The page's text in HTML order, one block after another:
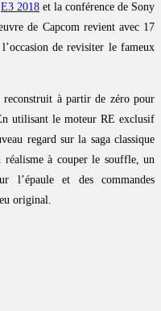
E3 2018 et la conférence de Sony
de Capcom revient avec 17
de revisiter le fameux
reconstruit à partir de zéro pour
utilisant le moteur RE exclusif
regard sur la saga classique
réalisme à couper le souffle, un
l’épaule et des commandes
original.